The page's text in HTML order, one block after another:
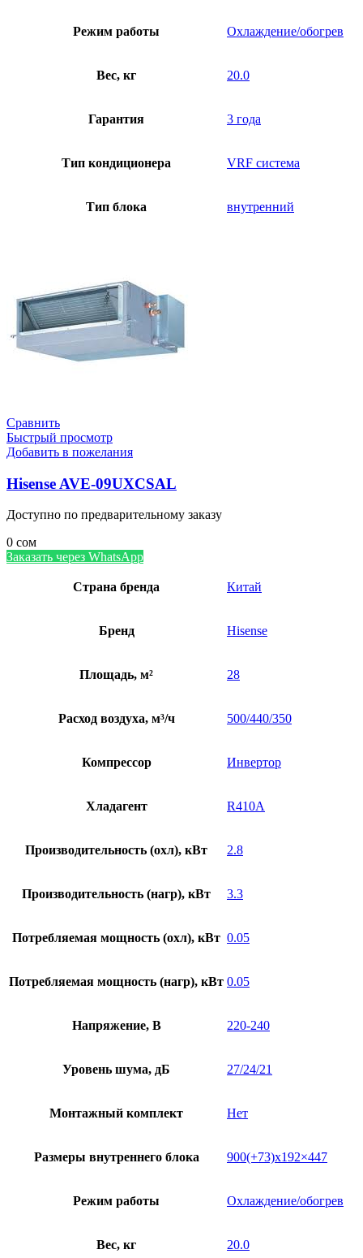
Режим работы Охлаждение/обогрев
Вес, кг 20.0
Гарантия 3 года
Тип кондиционера VRF система
Тип блока внутренний
Сравнить
Быстрый просмотр
Добавить в пожелания
Hisense AVE-09UXCSAL
Доступно по предварительному заказу
0 сом
Заказать через WhatsApp
Страна бренда Китай
Бренд Hisense
Площадь, м² 28
Расход воздуха, м³/ч 500/440/350
Компрессор Инвертор
Хладагент R410A
Производительность (охл), кВт 2.8
Производительность (нагр), кВт 3.3
Потребляемая мощность (охл), кВт 0.05
Потребляемая мощность (нагр), кВт 0.05
Напряжение, В 220-240
Уровень шума, дБ 27/24/21
Монтажный комплект Нет
Размеры внутреннего блока 900(+73)х192×447
Режим работы Охлаждение/обогрев
Вес, кг 20.0